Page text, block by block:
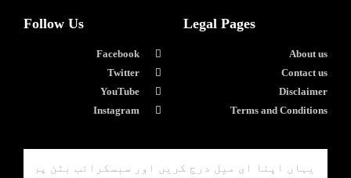
Legal Pages
About us
Contact us
Disclaimer
Terms and Conditions
Follow Us
Facebook
Twitter
YouTube
Instagram